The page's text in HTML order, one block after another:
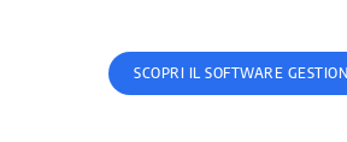
SCOPRI IL SOFTWARE